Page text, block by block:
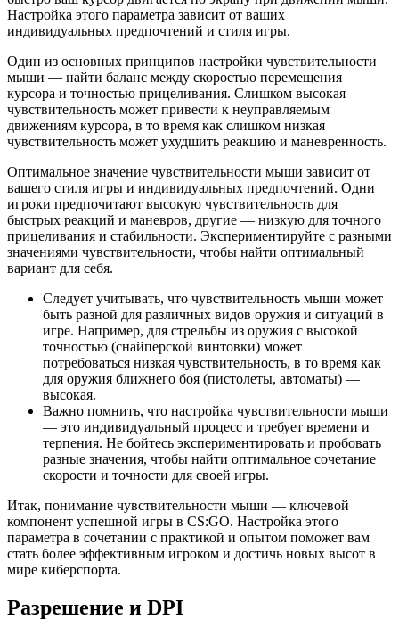
Настройка этого параметра зависит от ваших
индивидуальных предпочтений и стиля игры.
Один из основных принципов настройки чувствительности
мыши — найти баланс между скоростью перемещения
курсора и точностью прицеливания. Слишком высокая
чувствительность может привести к неуправляемым
движениям курсора, в то время как слишком низкая
чувствительность может ухудшить реакцию и маневренность.
Оптимальное значение чувствительности мыши зависит от
вашего стиля игры и индивидуальных предпочтений. Одни
игроки предпочитают высокую чувствительность для
быстрых реакций и маневров, другие — низкую для точного
прицеливания и стабильности. Экспериментируйте с разными
значениями чувствительности, чтобы найти оптимальный
вариант для себя.
Следует учитывать, что чувствительность мыши может
быть разной для различных видов оружия и ситуаций в
игре. Например, для стрельбы из оружия с высокой
точностью (снайперской винтовки) может
потребоваться низкая чувствительность, в то время как
для оружия ближнего боя (пистолеты, автоматы) —
высокая.
Важно помнить, что настройка чувствительности мыши
— это индивидуальный процесс и требует времени и
терпения. Не бойтесь экспериментировать и пробовать
разные значения, чтобы найти оптимальное сочетание
скорости и точности для своей игры.
Итак, понимание чувствительности мыши — ключевой
компонент успешной игры в CS:GO. Настройка этого
параметра в сочетании с практикой и опытом поможет вам
стать более эффективным игроком и достичь новых высот в
мире киберспорта.
Разрешение и DPI